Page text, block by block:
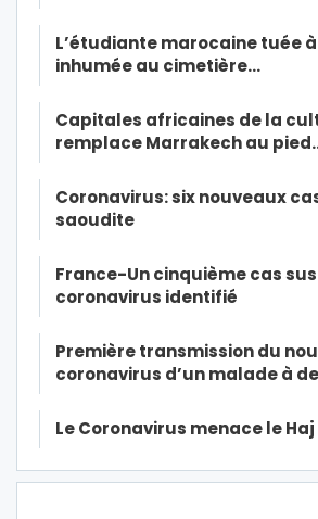
L’étudiante marocaine tuée
inhumée au cimetière…
Capitales africaines de la
remplace Marrakech au
Coronavirus: six nouveaux
saoudite
France-Un cinquième cas
coronavirus identifié
Première transmission du
coronavirus d’un malade à
Le Coronavirus menace le Haj